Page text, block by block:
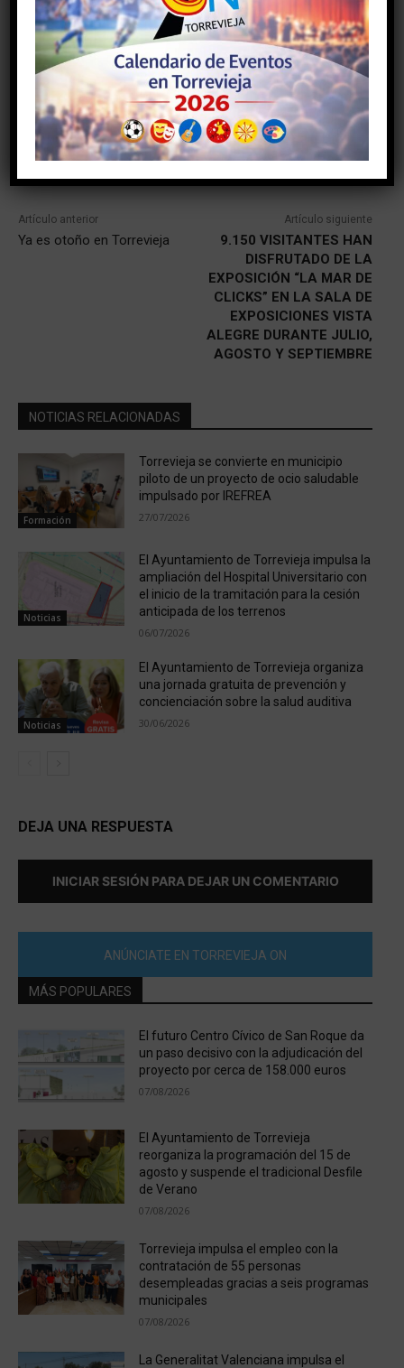
Facebook Twitter
Artículo anterior
Ya es otoño en Torrevieja
Artículo siguiente
9.150 VISITANTES HAN
DISFRUTADO DE LA
EXPOSICIÓN “LA MAR DE
CLICKS” EN LA SALA DE
EXPOSICIONES VISTA
ALEGRE DURANTE JULIO,
AGOSTO Y SEPTIEMBRE
NOTICIAS RELACIONADAS
Formación
Torrevieja se convierte en municipio
piloto de un proyecto de ocio saludable
impulsado por IREFREA
27/07/2026
Noticias
El Ayuntamiento de Torrevieja impulsa la
ampliación del Hospital Universitario con
el inicio de la tramitación para la cesión
anticipada de los terrenos
06/07/2026
Noticias
El Ayuntamiento de Torrevieja organiza
una jornada gratuita de prevención y
concienciación sobre la salud auditiva
30/06/2026
DEJA UNA RESPUESTA
INICIAR SESIÓN PARA DEJAR UN COMENTARIO
ANÚNCIATE EN TORREVIEJA ON
MÁS POPULARES
El futuro Centro Cívico de San Roque da
un paso decisivo con la adjudicación del
proyecto por cerca de 158.000 euros
07/08/2026
El Ayuntamiento de Torrevieja
reorganiza la programación del 15 de
agosto y suspende el tradicional Desfile
de Verano
07/08/2026
Torrevieja impulsa el empleo con la
contratación de 55 personas
desempleadas gracias a seis programas
municipales
07/08/2026
La Generalitat Valenciana impulsa el